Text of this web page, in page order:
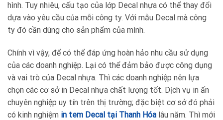
hình. Tuy nhiêu, cấu tạo của lớp Decal nhựa có thể thay đổi
dựa vào yêu cầu của mỗi công ty. Với mẫu Decal mà công
ty đó cần dùng cho sản phẩm của mình.
Chính vì vậy, để có thể đáp ứng hoàn hảo nhu cầu sử dụng
của các doanh nghiệp. Lại có thể đảm bảo được công dụng
và vai trò của Decal nhựa. Thì các doanh nghiệp nên lựa
chọn các cơ sở in Decal nhựa chất lượng tốt. Dịch vụ in ấn
chuyên nghiệp uy tín trên thị trường; đặc biệt cơ sở đó phải
có kinh nghiệm in tem Decal tại Thanh Hóa lâu năm. Thì mới